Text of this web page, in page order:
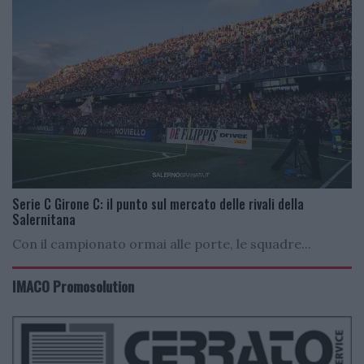
Serie C Girone C: il punto sul mercato delle rivali della
Salernitana
Con il campionato ormai alle porte, le squadre...
IMACO Promosolution